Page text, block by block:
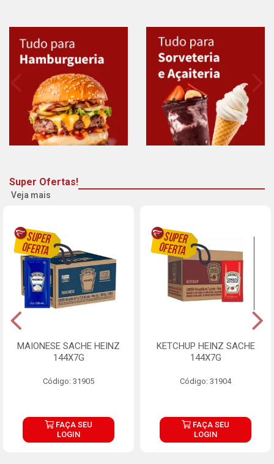
Super Ofertas!
Veja mais
MAIONESE SACHE HEINZ
144X7G
Código: 31905
FAÇA SEU
LOGIN
KETCHUP HEINZ SACHE
144X7G
Código: 31904
FAÇA SEU
LOGIN